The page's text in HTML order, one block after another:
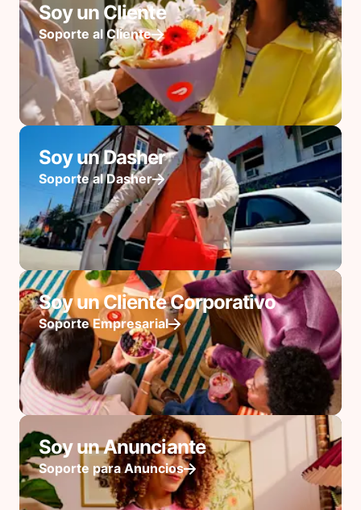
Soy un Cliente
Soporte al Cliente
Soy un Dasher
Soporte al Dasher
Soy un Cliente Corporativo
Soporte Empresarial
Soy un Anunciante
Soporte para Anuncios